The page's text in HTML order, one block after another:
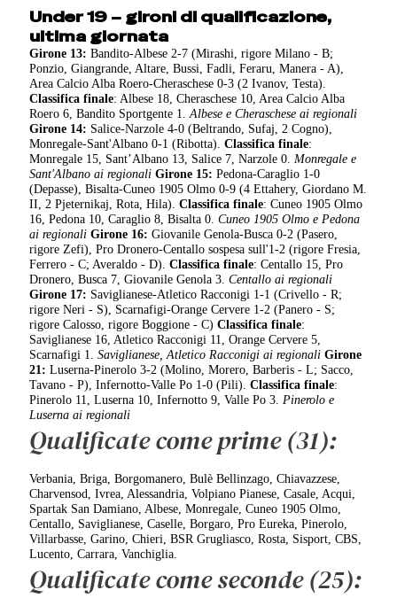
Under 19 – gironi di qualificazione,
ultima giornata
Girone 13:Bandito-Albese 2-7 (Mirashi, rigore Milano - B;
Ponzio, Giangrande, Altare, Bussi, Fadli, Feraru, Manera - A),
Area Calcio Alba Roero-Cheraschese 0-3 (2 Ivanov, Testa).
Classifica finale: Albese 18, Cheraschese 10, Area Calcio Alba
Roero 6, Bandito Sportgente 1.Albese e Cheraschese ai regionali
Girone 14: Salice-Narzole 4-0 (Beltrando, Sufaj, 2 Cogno),
Monregale-Sant'Albano 0-1 (Ribotta).Classifica finale:
Monregale 15, Sant’Albano 13, Salice 7, Narzole 0.Monregale e
Sant'Albano ai regionali Girone 15:Pedona-Caraglio 1-0
(Depasse), Bisalta-Cuneo 1905 Olmo 0-9 (4 Ettahery, Giordano M.
II, 2 Pjeternikaj, Rota, Hila).Classifica finale: Cuneo 1905 Olmo
16, Pedona 10, Caraglio 8, Bisalta 0.Cuneo 1905 Olmo e Pedona
ai regionali Girone 16:Giovanile Genola-Busca 0-2 (Pasero,
rigore Zefi), Pro Dronero-Centallo sospesa sull'1-2 (rigore Fresia,
Ferrero - C; Averaldo - D).Classifica finale: Centallo 15, Pro
Dronero, Busca 7, Giovanile Genola 3.Centallo ai regionali
Girone 17: Saviglianese-Atletico Racconigi 1-1 (Crivello - R;
rigore Neri - S), Scarnafigi-Orange Cervere 1-2 (Panero - S;
rigore Calosso, rigore Boggione - C)Classifica finale:
Saviglianese 16, Atletico Racconigi 11, Orange Cervere 5,
Scarnafigi 1.Saviglianese, Atletico Racconigi ai regionali Girone
21: Luserna-Pinerolo 3-2 (Molino, Morero, Barberis - L; Sacco,
Tavano - P), Infernotto-Valle Po 1-0 (Pili).Classifica finale:
Pinerolo 11, Luserna 10, Infernotto 9, Valle Po 3.Pinerolo e
Luserna ai regionali
Qualificate come prime (31):
Verbania, Briga, Borgomanero, Bulè Bellinzago, Chiavazzese,
Charvensod, Ivrea, Alessandria, Volpiano Pianese, Casale, Acqui,
Spartak San Damiano, Albese, Monregale, Cuneo 1905 Olmo,
Centallo, Saviglianese, Caselle, Borgaro, Pro Eureka, Pinerolo,
Villarbasse, Garino, Chieri, BSR Grugliasco, Rosta, Sisport, CBS,
Lucento, Carrara, Vanchiglia.
Qualificate come seconde (25):